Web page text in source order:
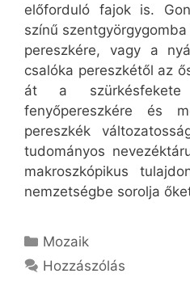
előforduló fajok is.
színű
pereszkére, vagy a
csalóka pereszkétől az
át a
fenyőpereszkére és
pereszkék
tudományos
makroszkópikus
nemzetségbe sorolja
Kategória
Mozaik
Hozzászólás